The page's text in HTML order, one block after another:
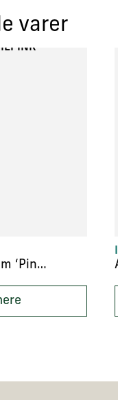
varer
Achilea millefolium ‘Pink Grapefruit’